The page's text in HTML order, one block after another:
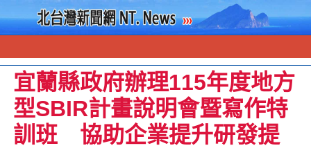
宜蘭縣政府辦理115年度地方
型SBIR計畫說明會暨寫作特
訓班 協助企業提升研發提